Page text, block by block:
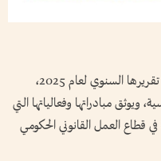
أصدرت دائرة الشؤون القانونية لحكومة دبي تقريرها السنوي لعام 2025،
ويوثق مبادراتها وفعالياتها التي
قطاع العمل القانوني الحكومي